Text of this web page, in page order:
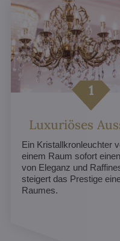
Luxuriöses
Ein Kristallkronleuchter
einem Raum sofort
von Eleganz und
steigert das Prestige
Raumes.